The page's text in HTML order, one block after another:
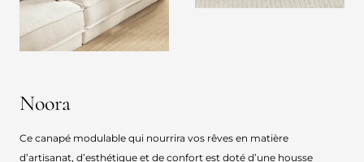
Noora
Ce canapé modulable qui nourrira vos rêves en matière
d’artisanat, d’esthétique et de confort est doté d’une housse